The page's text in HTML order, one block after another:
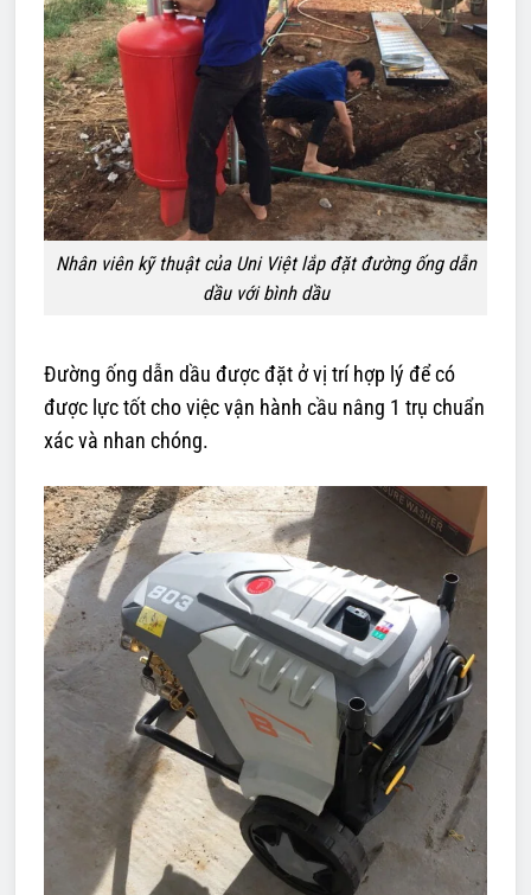
Nhân viên kỹ thuật của Uni Việt lắp đặt đường ống dẫn
dầu với bình dầu
Đường ống dẫn dầu được đặt ở vị trí hợp lý để có
được lực tốt cho việc vận hành cầu nâng 1 trụ chuẩn
xác và nhan chóng.